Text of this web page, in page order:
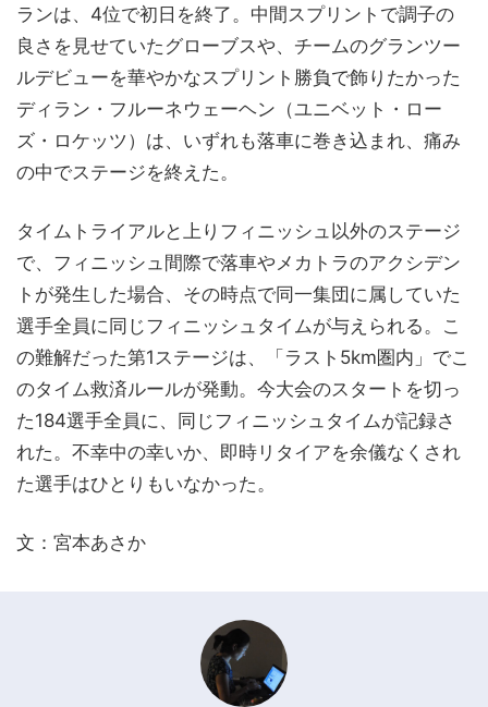
ランは、4位で初日を終了。中間スプリントで調子の
良さを見せていたグローブスや、チームのグランツー
ルデビューを華やかなスプリント勝負で飾りたかった
ディラン・フルーネウェーヘン（ユニベット・ロー
ズ・ロケッツ）は、いずれも落車に巻き込まれ、痛み
の中でステージを終えた。
タイムトライアルと上りフィニッシュ以外のステージ
で、フィニッシュ間際で落車やメカトラのアクシデン
トが発生した場合、その時点で同一集団に属していた
選手全員に同じフィニッシュタイムが与えられる。こ
の難解だった第1ステージは、「ラスト5km圏内」でこ
のタイム救済ルールが発動。今大会のスタートを切っ
た184選手全員に、同じフィニッシュタイムが記録さ
れた。不幸中の幸いか、即時リタイアを余儀なくされ
た選手はひとりもいなかった。
文：宮本あさか